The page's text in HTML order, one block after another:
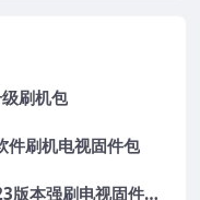
刷机包
件刷机电视固件包
TCL电视V8-S38AT01-LF1V123版本强刷电视固件包下载